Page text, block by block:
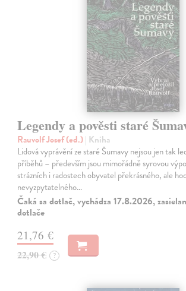
Legendy a pověsti staré
Rauvolf Josef (ed.)| Kniha
Lidová vyprávění ze staré Šumavy nejsou jen tak
příběhů – především jsou mimořádně syrovou
strázních i radostech obyvatel překrásného, ale
nevyzpytatelného…
Čaká sa dotlač, vychádza 17.8.2026,
dotlače
21,76 €
22,90 € ?